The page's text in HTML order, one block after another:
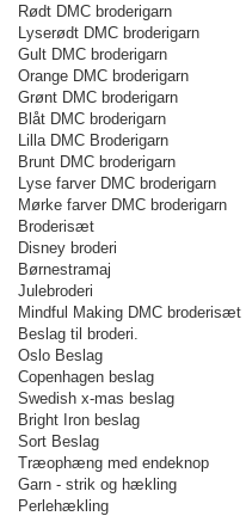
Rødt DMC broderigarn
Lyserødt DMC broderigarn
Gult DMC broderigarn
Orange DMC broderigarn
Grønt DMC broderigarn
Blåt DMC broderigarn
Lilla DMC Broderigarn
Brunt DMC broderigarn
Lyse farver DMC broderigarn
Mørke farver DMC broderigarn
Broderisæt
Disney broderi
Børnestramaj
Julebroderi
Mindful Making DMC broderisæt
Beslag til broderi.
Oslo Beslag
Copenhagen beslag
Swedish x-mas beslag
Bright Iron beslag
Sort Beslag
Træophæng med endeknop
Garn - strik og hækling
Perlehækling